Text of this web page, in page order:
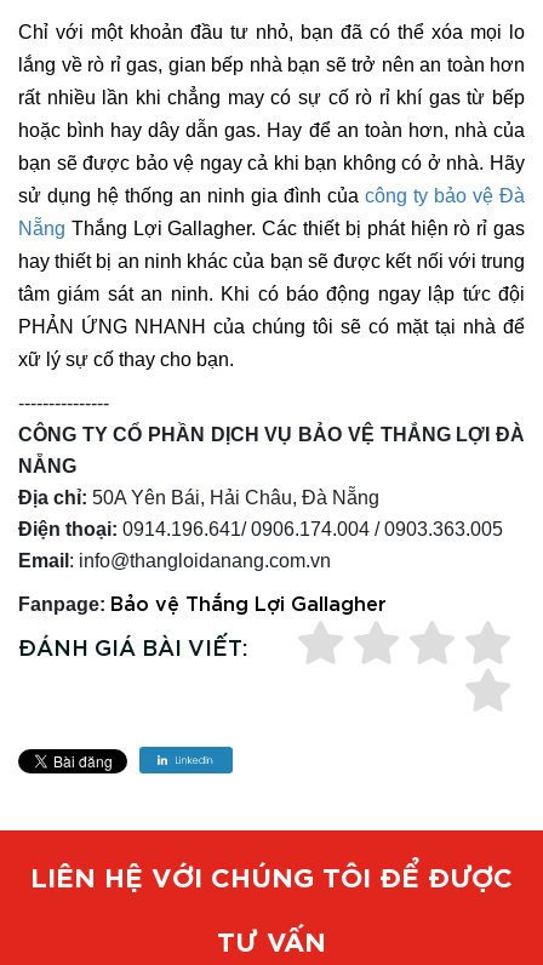
Chỉ với một khoản đầu tư nhỏ, bạn đã có thể xóa mọi lo
lắng về rò rỉ gas, gian bếp nhà bạn sẽ trở nên an toàn hơn
rất nhiều lần khi chẳng may có sự cố rò rỉ khí gas từ bếp
hoặc bình hay dây dẫn gas. Hay để an toàn hơn, nhà của
bạn sẽ được bảo vệ ngay cả khi bạn không có ở nhà. Hãy
sử dụng hệ thống an ninh gia đình của công ty bảo vệ Đà
Nẵng Thắng Lợi Gallagher. Các thiết bị phát hiện rò rỉ gas
hay thiết bị an ninh khác của bạn sẽ được kết nối với trung
tâm giám sát an ninh. Khi có báo động ngay lập tức đội
PHẢN ỨNG NHANH của chúng tôi sẽ có mặt tại nhà để
xữ lý sự cố thay cho bạn.
---------------
CÔNG TY CỔ PHẦN DỊCH VỤ BẢO VỆ THẮNG LỢI ĐÀ
NẴNG
Địa chỉ: 50A Yên Bái, Hải Châu, Đà Nẵng
Điện thoại: 0914.196.641/ 0906.174.004 / 0903.363.005
Email : info@thangloidanang.com.vn
Fanpage: Bảo vệ Thắng Lợi Gallagher
ĐÁNH GIÁ BÀI VIẾT:
LIÊN HỆ VỚI CHÚNG TÔI ĐỂ ĐƯỢC
TƯ VẤN